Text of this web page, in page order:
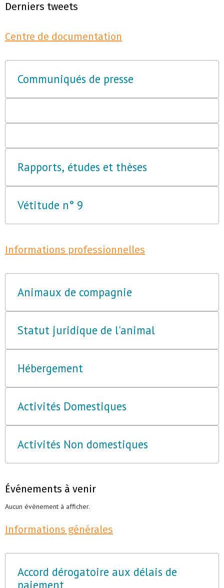
Derniers tweets
Centre de documentation
Communiqués de presse
Rapports, études et thèses
Vétitude n° 9
Informations professionnelles
Animaux de compagnie
Statut juridique de l'animal
Hébergement
Activités Domestiques
Activités Non domestiques
Événements à venir
Aucun évènement à afficher.
Informations générales
Accord dérogatoire aux délais de
paiement